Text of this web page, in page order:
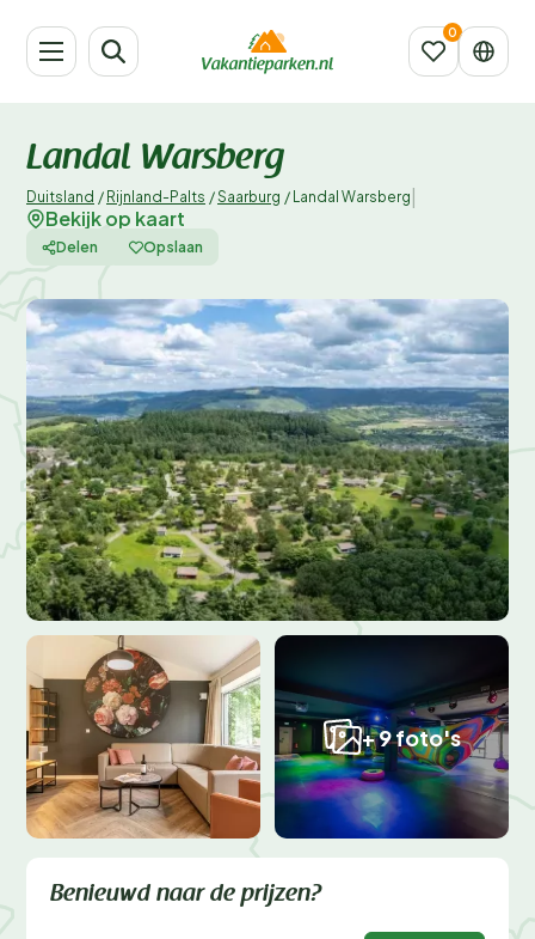
Landal Warsberg
Duitsland / Rijnland-Palts /Saarburg / Landal Warsberg
Bekijk op kaart
Delen Opslaan
+ 9 foto's
Benieuwd naar de prijzen?